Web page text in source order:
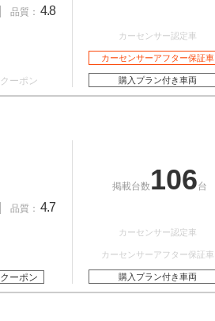
品質： 4.8
クーポン
カーセンサー認定車
カーセンサーアフター保証車
購入プラン付き車両
品質： 4.7
クーポン
掲載台数 106台
カーセンサー認定車
カーセンサーアフター保証車
購入プラン付き車両